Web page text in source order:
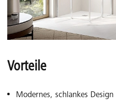
Vorteile
Modernes, schlankes